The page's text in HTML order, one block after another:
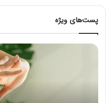
پست‌های ویژه
ماساژ